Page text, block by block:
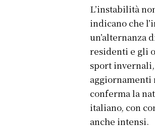
L’instabilità
indicano che
un’alternanza
residenti e gli
sport
aggiornamenti
conferma la
italiano, con
anche intensi.